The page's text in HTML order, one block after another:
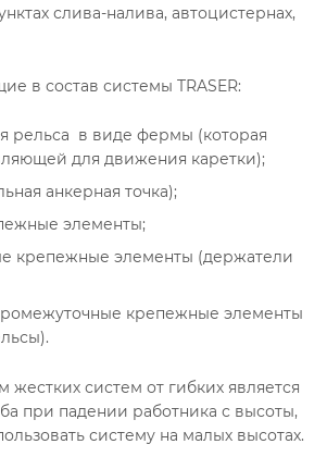
слива-налива, автоцистернах,
в состав системы TRASER:
рельса в виде фермы (которая
для движения каретки);
анкерная точка);
элементы;
крепежные элементы (держатели
крепежные элементы
жестких систем от гибких является
при падении работника с высоты,
систему на малых высотах.